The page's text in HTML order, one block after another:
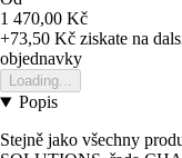
1 470,00 Kč
+73,50 Kč ziskate na
objednavky
Loading...
Popis
Stejně jako všechny